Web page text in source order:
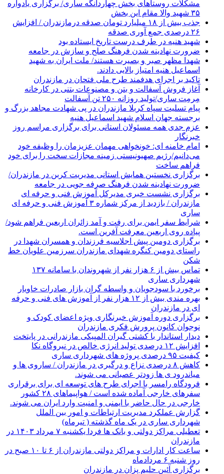
مشکلات روستاهای بخش چهاردانگه ساری/ برگزاری یادواره
۳۵ شهید والا مقام این بخش
جذب بیش از ۱۸ میلیارد تومان صدقه درمازندران / افزایش
۲۶ درصدی جمع آوری صدقه
شهید هنیه در طرف درست تاریخ ایستاده بود
ضرورت نهادینه شدن فرهنگ صلح و سازش در جامعه
شهدا مظهر صبر و بصیرت هستند/ ملت ایران به شهید
اسماعیل هنیه امتیاز بالایی دادند.
تاکید بر اجرای هدفمند طرح ملی فتحان در مازندران
آغاز فروش آسفالت و بتن و مصنوعات بتنی در کارخانه
مِرمِت ساری/تولید روزانه ۲۵۰ تن آسفالت
پیام تسلیت سپاه کربلا مازندران در پی شهادت مجاهد بزرگ و
برجسته جهان اسلام شهید اسماعیل هنیه
عزم جدی همه مسئولان استانی برای برگزاری مراسم روز
خبرنگار
امام خامنه ای: خونخواهی مهمان عزیزمان را وظیفه خود
می‌دانیم/رژیم صهیونیستی زمینه مجازات سخت را برای خود
فراهم ساخت
برگزاری نخستین همایش استانی مدیریت کربن در مازندران/
ضرورت نهادینه شدن فرهنگ صرفه جویی در جامعه
برگزاری نشست خبری مدیرکل آموزش فنی و حرفه ای
مازندران / بازدید از مرکز شماره ۳ آموزش فنی و حرفه ای
ساری
شرایط سفر ایمن برای رفت و آمد زائران اربعین فراهم شود/
پیاده روی اربعین معرفت آفرین است.
برگزاری دومین پیش اجلاسیه فرزندان و همسران شهدا در
راستای دومین کنگره شهدای مازندران سرزمین علویان خط
شکن
تماس بیش از ۶ هزار نفر از شهروندان با سامانه ۱۳۷
شهرداری ساری
برخورد با سودجویان و واسطه گران بازار صادرات خاویار
بهره مندی بیش از ۱۲ هزار نفر از آموزش های فنی و حرفه
ای در مازندران
برگزاری دوره آموزش خبرنگاری ویژه اعضای کودک و
نوجوان کانون پرورش فکری مازندران
دیدار استاندار با کشتی گیران المپیکی مازندرانی در پایتخت
افزایش ۱۲ درصدی تولید انرژی خالص در نیروگاه نکا
کیفیت ۹۵ درصدی پروژه های شهرداری ساری
کاهش ۸ درصدی نزاع و درگیری در مازندران / ساروی ها و
میاندرود ی ها زودتر عصبانی می شوند.
فرودگاه رامسر با اجرای طرح های توسعه ای برای برقراری
سفرهای خارجی آماده شده است / هواپیماهای ۲۸ کشور
خارجی در حال حاضر با ایمنی و امنیت وارد ایران می شوند.
گزارش عملکرد مدیریت ارتباطات و امور بین الملل
شهرداری ساری در یک ماه گذشته ( تیرماه)
تعطیلی مراکز دولتی و بانک ها فردا یکشنبه ۷ مرداد ۱۴۰۳ در
مازندران
ساعت کار ادارات و مراکز دولتی مازندران از ۶ تا ۱۰ صبح در
روز شنبه ۶ مردادماه
برگزاری آئین حلیم پزان در مازندران